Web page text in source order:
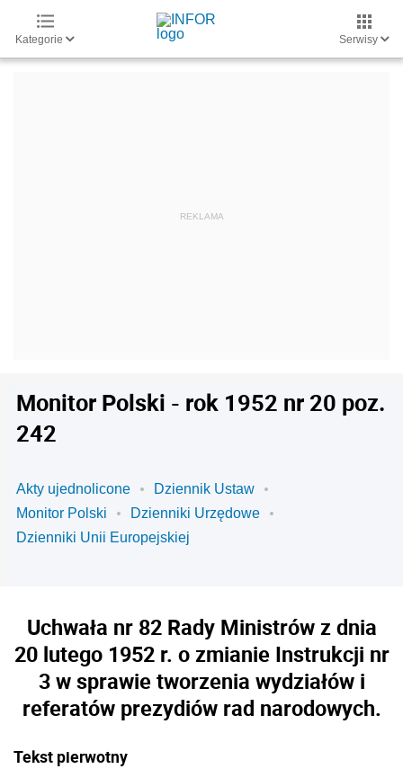
Kategorie Serwisy
Monitor Polski - rok 1952 nr 20 poz.
242
Akty ujednolicone
Dziennik Ustaw
Monitor Polski
Dzienniki Urzędowe
Dzienniki Unii Europejskiej
Uchwała nr 82 Rady Ministrów z dnia
20 lutego 1952 r. o zmianie Instrukcji nr
3 w sprawie tworzenia wydziałów i
referatów prezydiów rad narodowych.
Tekst pierwotny